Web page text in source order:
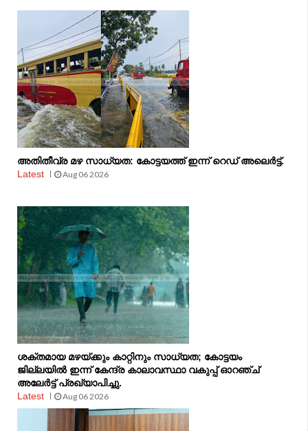
അതിതീവ്ര മഴ സാധ്യത: കോട്ടയത്ത് ഇന്ന് റെഡ് അലെർട്ട്.
Latest
Aug 06 2026
ശക്തമായ മഴയ്ക്കും കാറ്റിനും സാധ്യത; കോട്ടയം
ജില്ലയിൽ ഇന്ന് കേന്ദ്ര കാലാവസ്ഥാ വകുപ്പ് ഓറഞ്ച്
അലേർട്ട് പ്രഖ്യാപിച്ചു.
Latest
Aug 06 2026